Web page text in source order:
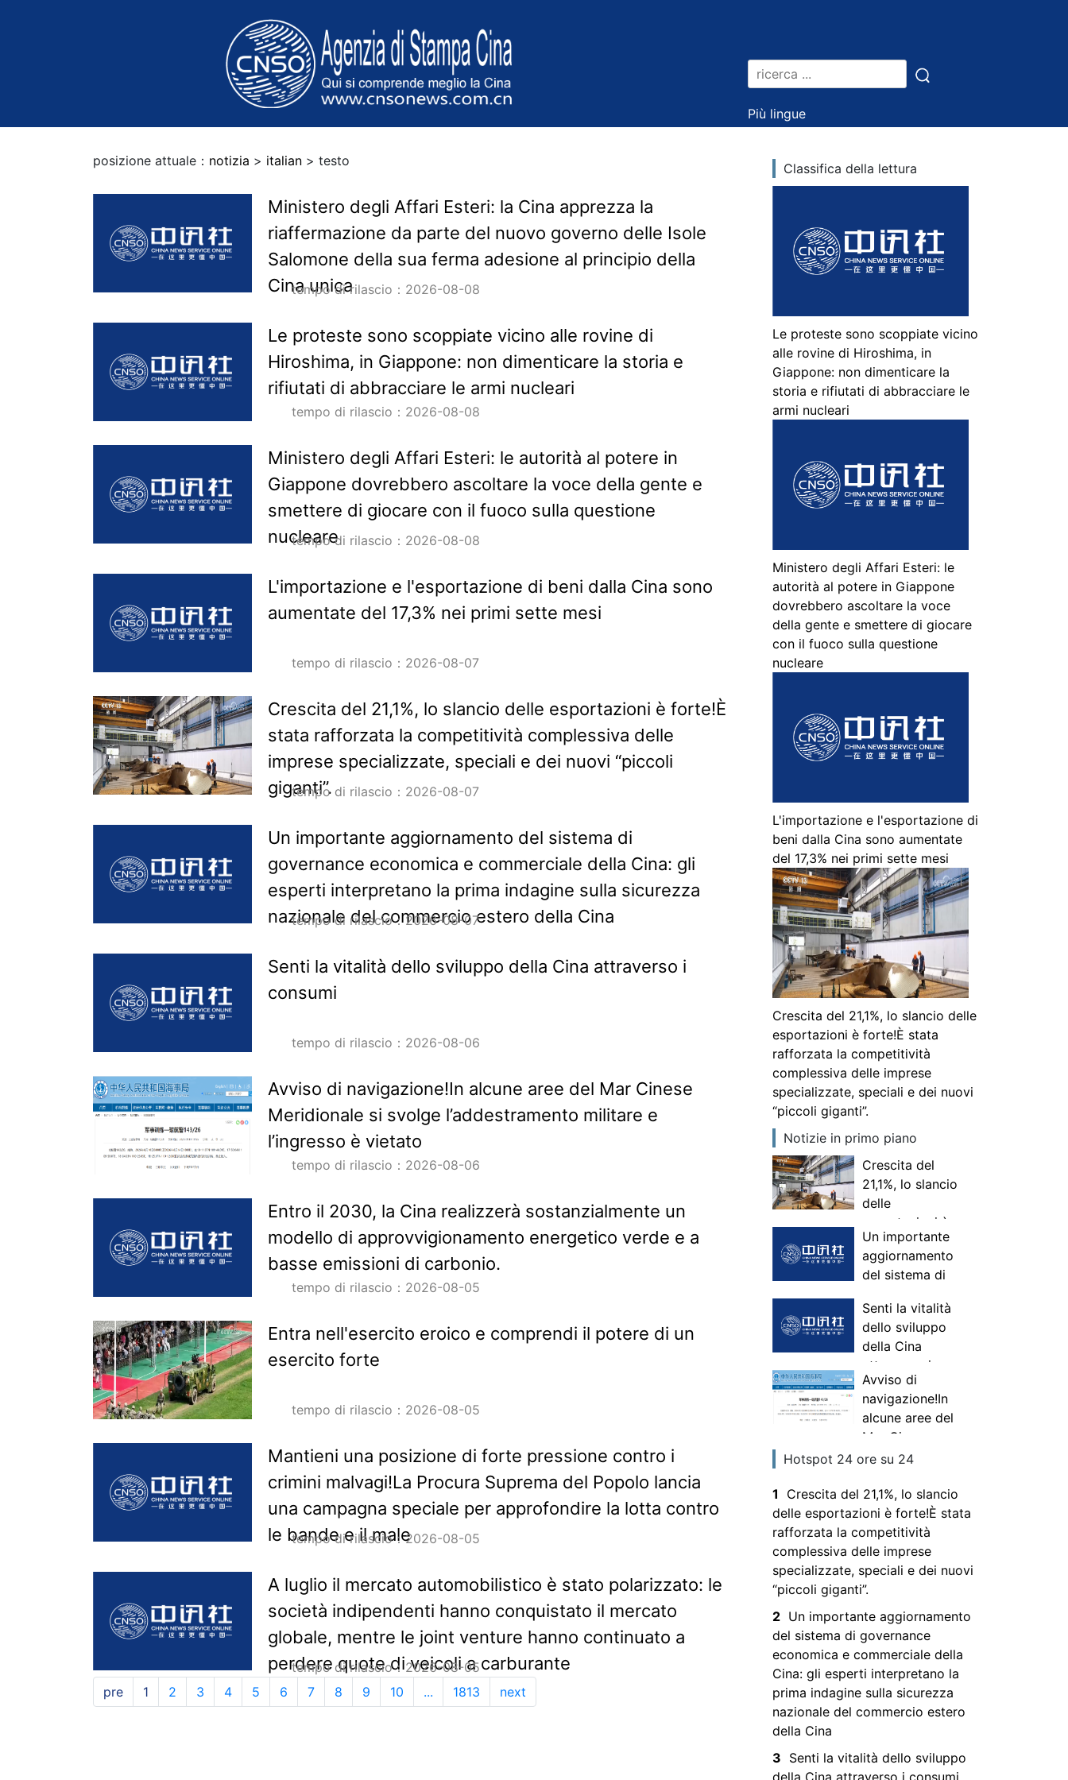
Più lingue
posizione attuale： notizia > italian > testo
Ministero degli Affari Esteri: la Cina apprezza la
riaffermazione da parte del nuovo governo delle Isole
Salomone della sua ferma adesione al principio della
Cina unica
tempo di rilascio：2026-08-08
Le proteste sono scoppiate vicino alle rovine di
Hiroshima, in Giappone: non dimenticare la storia e
rifiutati di abbracciare le armi nucleari
tempo di rilascio：2026-08-08
Ministero degli Affari Esteri: le autorità al potere in
Giappone dovrebbero ascoltare la voce della gente e
smettere di giocare con il fuoco sulla questione
nucleare
tempo di rilascio：2026-08-08
L'importazione e l'esportazione di beni dalla Cina sono
aumentate del 17,3% nei primi sette mesi
tempo di rilascio：2026-08-07
Crescita del 21,1%, lo slancio delle esportazioni è forte!È
stata rafforzata la competitività complessiva delle
imprese specializzate, speciali e dei nuovi “piccoli
giganti”.
tempo di rilascio：2026-08-07
Un importante aggiornamento del sistema di
governance economica e commerciale della Cina: gli
esperti interpretano la prima indagine sulla sicurezza
nazionale del commercio estero della Cina
tempo di rilascio：2026-08-07
Senti la vitalità dello sviluppo della Cina attraverso i
consumi
tempo di rilascio：2026-08-06
Avviso di navigazione!In alcune aree del Mar Cinese
Meridionale si svolge l’addestramento militare e
l’ingresso è vietato
tempo di rilascio：2026-08-06
Entro il 2030, la Cina realizzerà sostanzialmente un
modello di approvvigionamento energetico verde e a
basse emissioni di carbonio.
tempo di rilascio：2026-08-05
Entra nell'esercito eroico e comprendi il potere di un
esercito forte
tempo di rilascio：2026-08-05
Mantieni una posizione di forte pressione contro i
crimini malvagi!La Procura Suprema del Popolo lancia
una campagna speciale per approfondire la lotta contro
le bande e il male
tempo di rilascio：2026-08-05
A luglio il mercato automobilistico è stato polarizzato: le
società indipendenti hanno conquistato il mercato
globale, mentre le joint venture hanno continuato a
perdere quote di veicoli a carburante
tempo di rilascio：2026-08-05
pre
1 2 3 4 5 6 7 8 9 10 ... 1813 next
Classifica della lettura
Le proteste sono scoppiate vicino
alle rovine di Hiroshima, in
Giappone: non dimenticare la
storia e rifiutati di abbracciare le
armi nucleari
Ministero degli Affari Esteri: le
autorità al potere in Giappone
dovrebbero ascoltare la voce
della gente e smettere di giocare
con il fuoco sulla questione
nucleare
L'importazione e l'esportazione di
beni dalla Cina sono aumentate
del 17,3% nei primi sette mesi
Crescita del 21,1%, lo slancio delle
esportazioni è forte!È stata
rafforzata la competitività
complessiva delle imprese
specializzate, speciali e dei nuovi
“piccoli giganti”.
Notizie in primo piano
Crescita del
21,1%, lo slancio
delle
esportazioni è
forte!È stata
rafforzata la
competitività
delle imprese
specializzate,
speciali e dei
nuovi “piccoli
giganti”.
Un importante
aggiornamento
del sistema di
economica e
commerciale
della Cina: gli
interpretano la
prima indagine
sulla sicurezza
commercio
Senti la vitalità
dello sviluppo
della Cina
attraverso i
consumi
Avviso di
navigazione!In
alcune aree del
Mar Cinese
Meridionale si
l’addestramento
militare e
l’ingresso è
vietato
Hotspot 24 ore su 24
1
Crescita del 21,1%, lo slancio
delle esportazioni è forte!È stata
rafforzata la competitività
complessiva delle imprese
specializzate, speciali e dei nuovi
“piccoli giganti”.
2 Un importante aggiornamento
del sistema di governance
economica e commerciale della
Cina: gli esperti interpretano la
prima indagine sulla sicurezza
nazionale del commercio estero
della Cina
3 Senti la vitalità dello sviluppo
della Cina attraverso i consumi